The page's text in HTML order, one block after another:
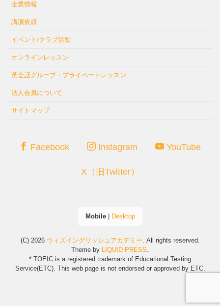
企業情報
講演依頼
イベント/クラブ活動
オンラインレッスン
英会話グループ・プライベートレッスン
法人会員について
サイトマップ
Facebook Instagram YouTube
X（旧Twitter）
Mobile| Desktop
(C) 2026 ウィズイングリッシュアカデミー . All rights reserved.
Theme by
LIQUID PRESS
* TOEIC is a registered trademark of Educational Testing
Service(ETC). This web page is not endorsed or approved by ETC.